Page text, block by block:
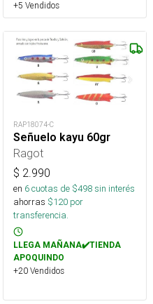
+5 Vendidos
RAP18074-C
Señuelo kayu 60gr
Ragot
$ 2.990
en 6cuotas de $498sin interés
ahorras $120 por
transferencia.
LLEGA MAÑANA✔️TIENDA
APOQUINDO
+20 Vendidos